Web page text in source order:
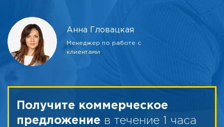
Анна Гловацкая
Менеджер по работе с
клиентами
Получите коммерческое
предложение в течение 1 часа